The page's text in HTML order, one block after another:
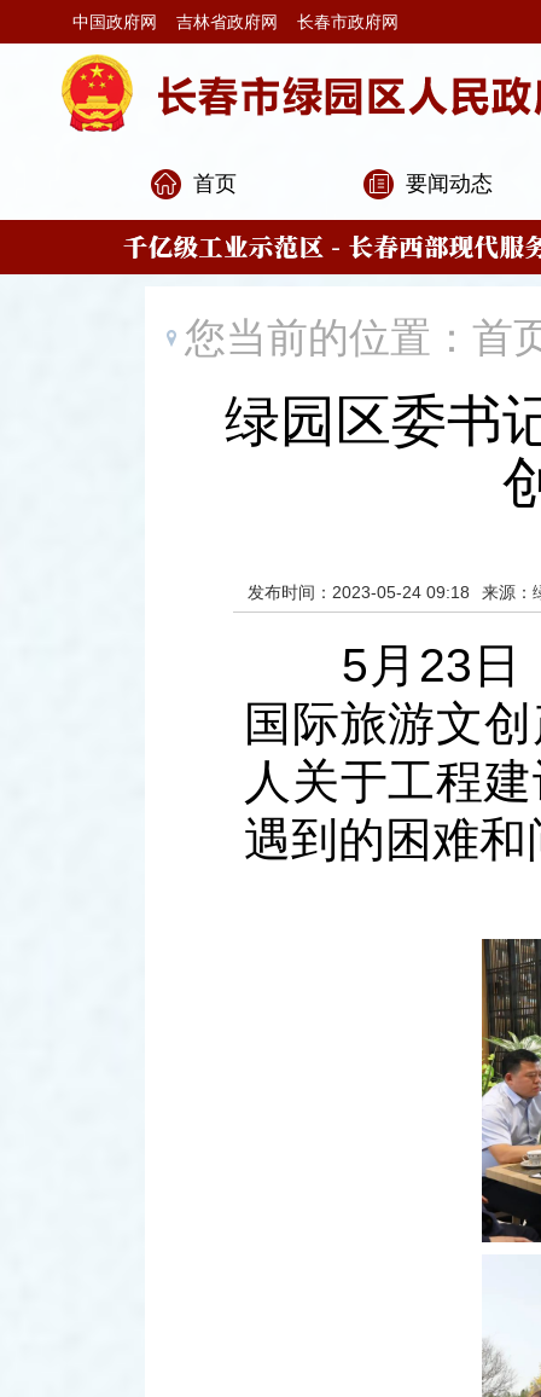
中国政府网 吉林省政府网 长春市政府网
首页 要闻动态
您当前的位置： 首
绿园区委书
发布时间：2023-05-24 09:18 来源：
5月23日，
国际旅游文
人关于工程
遇到的困难和